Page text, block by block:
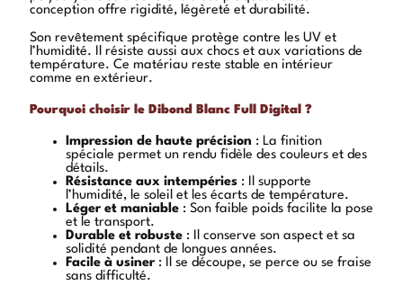
conception offre rigidité, légèreté et durabilité.
Son revêtement spécifique protège contre les UV et
l’humidité. Il résiste aussi aux chocs et aux variations de
température. Ce matériau reste stable en intérieur
comme en extérieur.
Pourquoi choisir le Dibond Blanc Full Digital ?
Impression de haute précision : La finition
spéciale permet un rendu fidèle des couleurs et des
détails.
Résistance aux intempéries : Il supporte
l’humidité, le soleil et les écarts de température.
Léger et maniable : Son faible poids facilite la pose
et le transport.
Durable et robuste : Il conserve son aspect et sa
solidité pendant de longues années.
Facile à usiner: Il se découpe, se perce ou se fraise
sans difficulté.